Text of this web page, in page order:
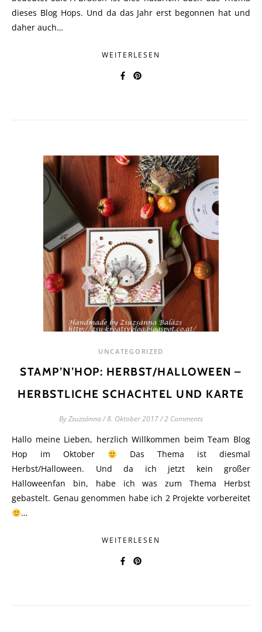
dieses Blog Hops. Und da das Jahr erst begonnen hat und
daher auch…
WEITERLESEN
UNCATEGORIZED
STAMP’N’HOP: HERBST/HALLOWEEN –
HERBSTLICHE SCHACHTEL UND KARTE
ByZsuzsánna/8. Oktober 2017/2 Comments
Hallo meine Lieben, herzlich Willkommen beim Team Blog
Hop im Oktober
Das Thema ist diesmal
Herbst/Halloween. Und da ich jetzt kein großer
Halloweenfan bin, habe ich was zum Thema Herbst
gebastelt. Genau genommen habe ich 2 Projekte vorbereitet
…
WEITERLESEN